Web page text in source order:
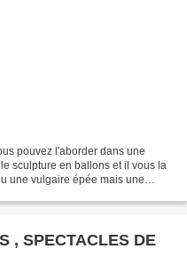
pouvez l'aborder dans une
sculpture en ballons et il vous la
une vulgaire épée mais une
, SPECTACLES DE